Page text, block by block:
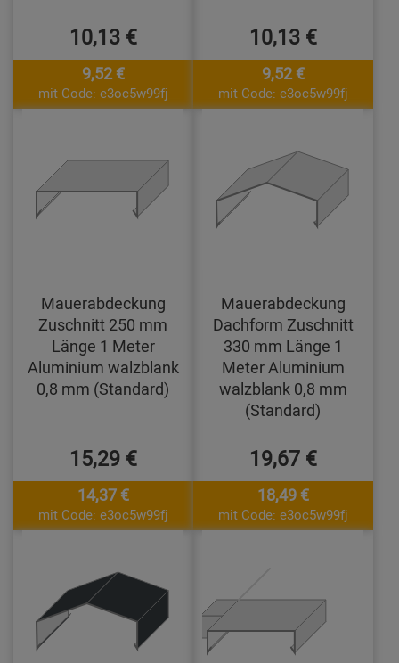
10,13 €
9,52 €
mit Code: e3oc5w99fj
10,13 €
9,52 €
mit Code: e3oc5w99fj
Mauerabdeckung
Zuschnitt 250 mm
Länge 1 Meter
Aluminium walzblank
0,8 mm (Standard)
15,29 €
14,37 €
mit Code: e3oc5w99fj
Mauerabdeckung
Dachform Zuschnitt
330 mm Länge 1
Meter Aluminium
walzblank 0,8 mm
(Standard)
19,67 €
18,49 €
mit Code: e3oc5w99fj